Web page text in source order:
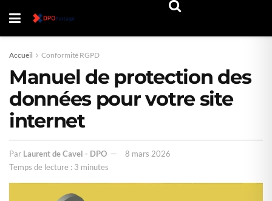
Accueil Conformité RGPD
Manuel de protection des
données pour votre site
internet
Par Laurent de Cavel - DPO
8 mars 2026
Temps de lecture : 3 minutes